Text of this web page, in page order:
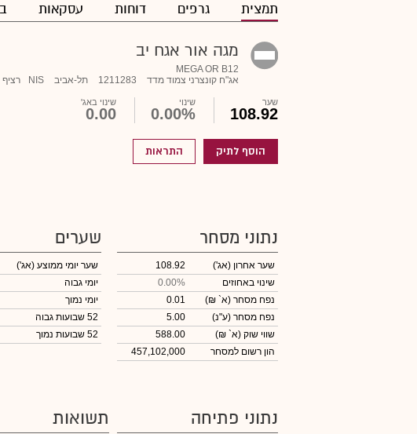
תמצית גרפים דוחות עסקאות
מגה אור אגח יב
MEGA OR B12
אג"ח קונצרני צמוד מדד
1211283 תל-אביב NIS רציף
שער
108.92
שינוי
0.00%
שינוי באג'
0.00
הוסף לתיק התראות
נתוני מסחר
שער אחרון (אג')
108.92
שינוי באחוזים
0.00%
נפח מסחר (א` ₪)
0.01
נפח מסחר (ע"נ)
5.00
שווי שוק (א` ₪)
588.00
הון רשום למסחר
457,102,000
שערים
שער יומי ממוצע (אג')
יומי גבוה
יומי נמוך
52 שבועות גבוה
52 שבועות נמוך
נתוני פתיחה תשואות